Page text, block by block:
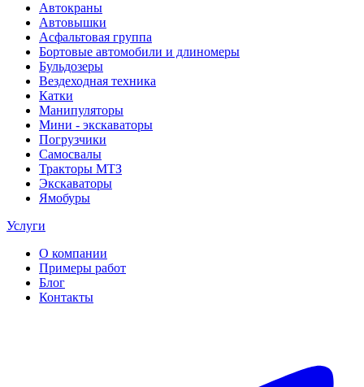
Автокраны
Автовышки
Асфальтовая группа
Бортовые автомобили и длиномеры
Бульдозеры
Вездеходная техника
Катки
Манипуляторы
Мини - экскаваторы
Погрузчики
Самосвалы
Тракторы МТЗ
Экскаваторы
Ямобуры
Услуги
О компании
Примеры работ
Блог
Контакты